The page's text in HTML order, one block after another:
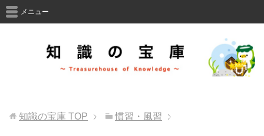
メニュー
知識の宝庫 TOP 慣習・風習